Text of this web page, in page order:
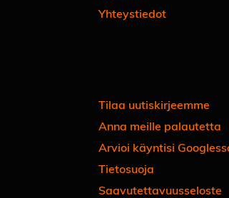
Yhteystiedot
Tilaa uutiskirjeemme
Anna meille palautetta
Arvioi käyntisi
Tietosuoja
Saavutettavuusseloste